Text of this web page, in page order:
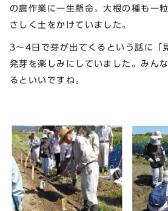
の農作業に一生懸命。大根の種も一
さしく土をかけていました。
3～4日で芽が出てくるという話に「
発芽を楽しみにしていました。みん
るといいですね。